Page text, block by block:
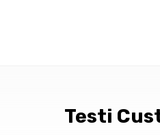
Testi